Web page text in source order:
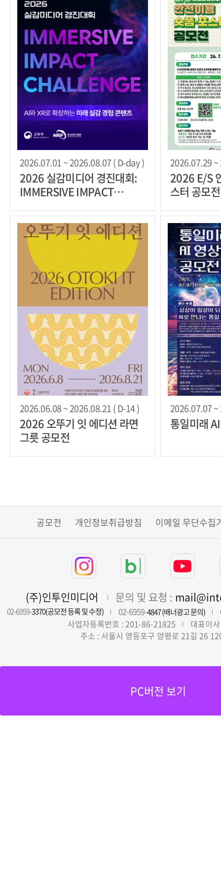
2026.07.01 ~ 2026.08.07 ( D-day )
2026 실감미디어 경진대회:
IMMERSIVE IMPACT
2026.07.29 ~
2026 E/S
스터 공모전
2026.06.08 ~ 2026.08.21 ( D-14 )
2026 오뚜기 잇 에디션 라면
그릇 공모전
2026.07.07 ~
통일미래
공모전 개인정보취급방침 이메일 무단수집
(주)인투인미디어 문의 및 요청 :
02-6959-3370(공모전 등록 및 수정) 02-6959-4847 (배너광고 문의)
사업자등록번호 : 201-86-21825
대표이
주소 : 서울시 영등포구 양평로 21길 26
PC버전 보기